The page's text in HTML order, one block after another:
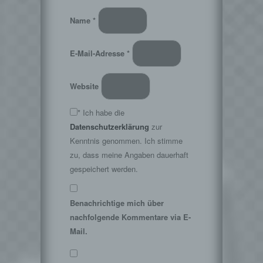
Name *
E-Mail-Adresse *
Website
* Ich habe die
Datenschutzerklärung zur
Kenntnis genommen. Ich stimme
zu, dass meine Angaben dauerhaft
gespeichert werden.
Benachrichtige mich über
nachfolgende Kommentare via E-
Mail.
Verantwortlicher im Sinne der Datenschutz-
Grundverordnung, sonstiger in den Mitgliedstaaten
der Europäischen Union geltenden
Datenschutzgesetze und anderer Bestimmungen
mit datenschutzrechtlichem Charakter ist die:
Mittelweg 21
E-Mail: kontakt@kellerkind.org
Cookies / SessionStorage / LocalStorage
Die Internetseiten verwenden teilweise so
genannte Cookies, LocalStorage und
SessionStorage. Dies dient dazu, unser Angebot
nutzerfreundlicher, effektiver und sicherer zu
machen. Local Storage und SessionStorage ist
eine Technologie, mit welcher ihr Browser Daten